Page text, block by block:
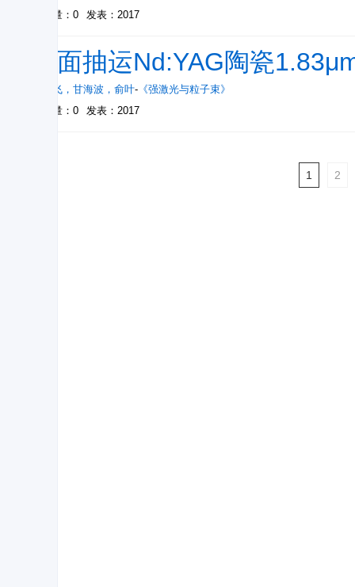
被引量：0
发表：2017
端面抽运Nd:YAG陶瓷
尉鹏飞 ， 甘海波 ， 俞叶- 《强激光与粒子束》
被引量：0
发表：2017
1 2